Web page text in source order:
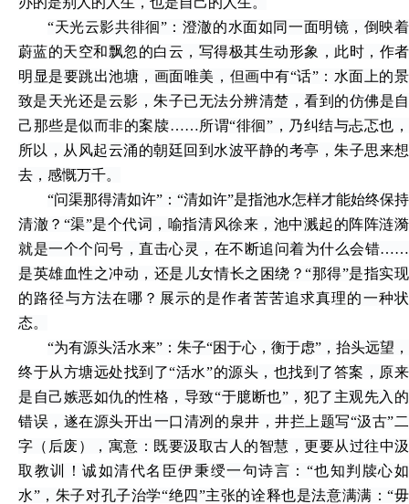
“天光云影共徘徊”：澄澈的水面如同一面明镜，倒映着
蔚蓝的天空和飘忽的白云，写得极其生动形象，此时，作者
明显是要跳出池塘，画面唯美，但画中有“话”：水面上的景
致是天光还是云影，朱子已无法分辨清楚，看到的仿佛是自
己那些是似而非的案牍……所谓“徘徊”，乃纠结与忐忑也，
所以，从风起云涌的朝廷回到水波平静的考亭，朱子思来想
去，感慨万千。
“问渠那得清如许”：“清如许”是指池水怎样才能始终保持
清澈？“渠”是个代词，喻指清风徐来，池中溅起的阵阵涟漪
就是一个个问号，直击心灵，在不断追问着为什么会错……
是英雄血性之冲动，还是儿女情长之困绕？“那得”是指实现
的路径与方法在哪？展示的是作者苦苦追求真理的一种状
态。
“为有源头活水来”：朱子“困于心，衡于虑”，抬头远望，
终于从方塘远处找到了“活水”的源头，也找到了答案，原来
是自己嫉恶如仇的性格，导致“于臆断也”，犯了主观先入的
错误，遂在源头开出一口清冽的泉井，井拦上题写“汲古”二
字（后废），寓意：既要汲取古人的智慧，更要从过往中汲
取教训！诚如清代名臣伊秉绶一句诗言：“也知判牍心如
水”，朱子对孔子治学“绝四”主张的诠释也是法意满满：“毋